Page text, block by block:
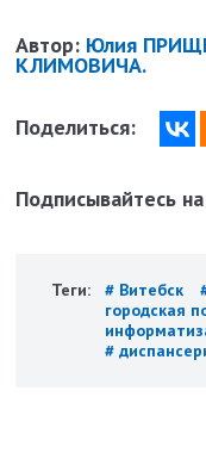
Автор: Юлия
КЛИМОВИЧА.
Поделиться:
Подписывайтесь
Теги: # Витебск
городская
#